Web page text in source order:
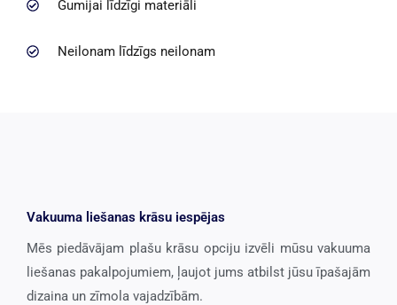
Gumijai līdzīgi materiāli
Neilonam līdzīgs neilonam
Vakuuma liešanas krāsu iespējas
Mēs piedāvājam plašu krāsu opciju izvēli mūsu vakuuma
liešanas pakalpojumiem, ļaujot jums atbilst jūsu īpašajām
dizaina un zīmola vajadzībām.